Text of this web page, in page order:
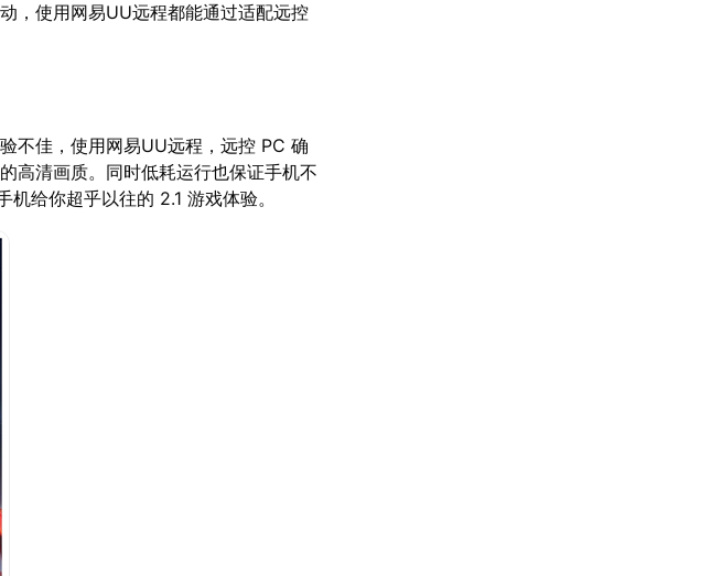
，使用网易UU远程都能通过适配远控
不佳，使用网易UU远程，远控 PC 确
高清画质。同时低耗运行也保证手机不
给你超乎以往的 2.1 游戏体验。